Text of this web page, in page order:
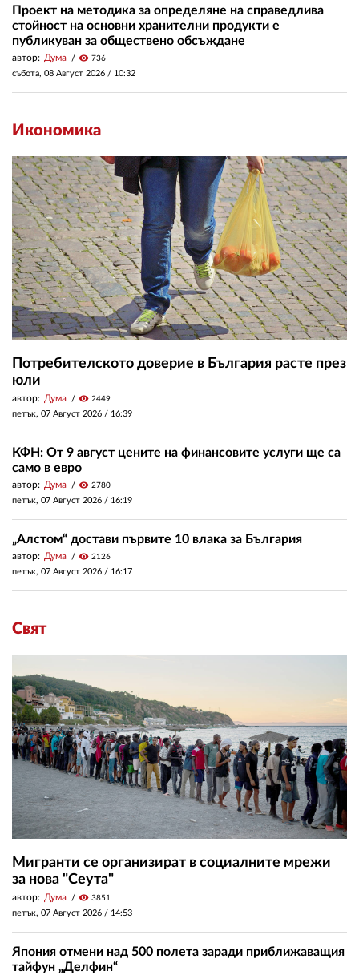
Проект на методика за определяне на справедлива
стойност на основни хранителни продукти е
публикуван за обществено обсъждане
автор: Дума visibility 736
събота, 08 Август 2026 / 10:32
Икономика
Потребителското доверие в България расте през
юли
автор: Дума visibility 2449
петък, 07 Август 2026 / 16:39
КФН: От 9 август цените на финансовите услуги ще са
само в евро
автор: Дума visibility 2780
петък, 07 Август 2026 / 16:19
„Алстом“ достави първите 10 влака за България
автор: Дума visibility 2126
петък, 07 Август 2026 / 16:17
Свят
Мигранти се организират в социалните мрежи
за нова "Сеута"
автор: Дума visibility 3851
петък, 07 Август 2026 / 14:53
Япония отмени над 500 полета заради приближаващия
тайфун „Делфин“